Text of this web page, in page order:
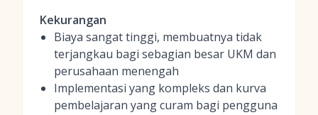
Kekurangan
Biaya sangat tinggi, membuatnya tidak
terjangkau bagi sebagian besar UKM dan
perusahaan menengah
Implementasi yang kompleks dan kurva
pembelajaran yang curam bagi pengguna